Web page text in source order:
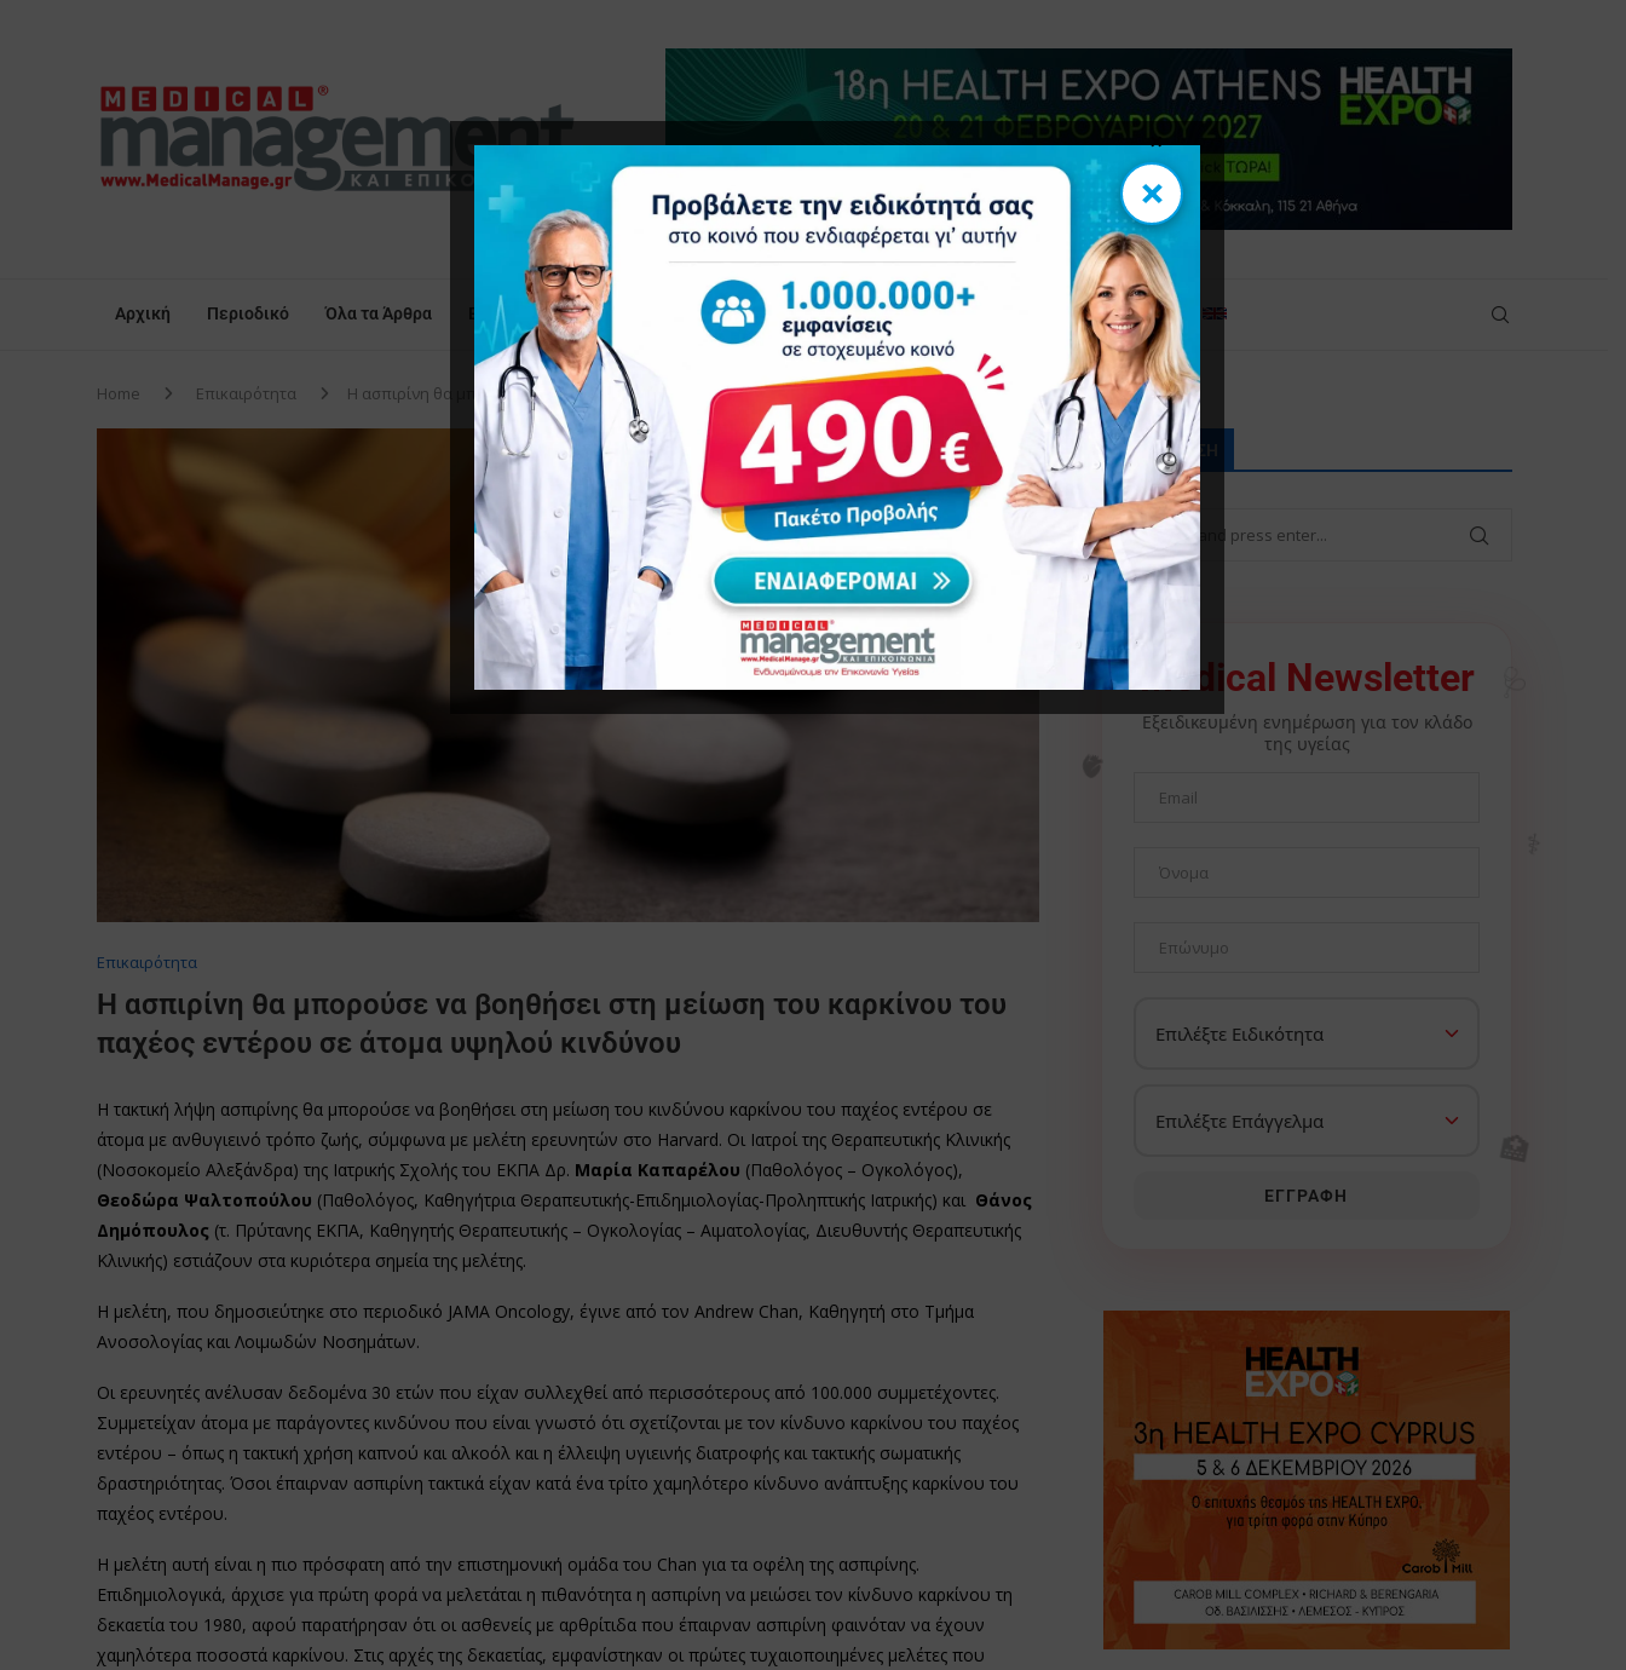
Αρχική Περιοδικό Όλα τα Άρθρα Επικαιρότητα Δελτία Τύπου Προβολή Ιατρού Επικοινωνία
Home Επικαιρότητα Η ασπιρίνη θα μπορούσε να βοηθήσει στη μείωση του καρκίνου του παχέος εντέρου σε άτομα υψηλού κινδύνου
Επικαιρότητα
Η ασπιρίνη θα μπορούσε να βοηθήσει στη μείωση του καρκίνου του
παχέος εντέρου σε άτομα υψηλού κινδύνου
Η τακτική λήψη ασπιρίνης θα μπορούσε να βοηθήσει στη μείωση του κινδύνου καρκίνου του παχέος εντέρου σε
άτομα με ανθυγιεινό τρόπο ζωής, σύμφωνα με μελέτη ερευνητών στο Harvard. Οι Ιατροί της Θεραπευτικής Κλινικής
(Νοσοκομείο Αλεξάνδρα) της Ιατρικής Σχολής του ΕΚΠΑ Δρ. Μαρία Καπαρέλου (Παθολόγος – Ογκολόγος),
Θεοδώρα Ψαλτοπούλου (Παθολόγος, Καθηγήτρια Θεραπευτικής-Επιδημιολογίας-Προληπτικής Ιατρικής) και Θάνος
Δημόπουλος (τ. Πρύτανης ΕΚΠΑ, Καθηγητής Θεραπευτικής – Ογκολογίας – Αιματολογίας, Διευθυντής Θεραπευτικής
Κλινικής) εστιάζουν στα κυριότερα σημεία της μελέτης.
Η μελέτη, που δημοσιεύτηκε στο περιοδικό JAMA Oncology, έγινε από τον Andrew Chan, Καθηγητή στο Τμήμα
Ανοσολογίας και Λοιμωδών Νοσημάτων.
Οι ερευνητές ανέλυσαν δεδομένα 30 ετών που είχαν συλλεχθεί από περισσότερους από 100.000 συμμετέχοντες.
Συμμετείχαν άτομα με παράγοντες κινδύνου που είναι γνωστό ότι σχετίζονται με τον κίνδυνο καρκίνου του παχέος
εντέρου – όπως η τακτική χρήση καπνού και αλκοόλ και η έλλειψη υγιεινής διατροφής και τακτικής σωματικής
δραστηριότητας. Όσοι έπαιρναν ασπιρίνη τακτικά είχαν κατά ένα τρίτο χαμηλότερο κίνδυνο ανάπτυξης καρκίνου του
παχέος εντέρου.
Η μελέτη αυτή είναι η πιο πρόσφατη από την επιστημονική ομάδα του Chan για τα οφέλη της ασπιρίνης.
Επιδημιολογικά, άρχισε για πρώτη φορά να μελετάται η πιθανότητα η ασπιρίνη να μειώσει τον κίνδυνο καρκίνου τη
δεκαετία του 1980, αφού παρατήρησαν ότι οι ασθενείς με αρθρίτιδα που έπαιρναν ασπιρίνη φαινόταν να έχουν
χαμηλότερα ποσοστά καρκίνου. Στις αρχές της δεκαετίας, εμφανίστηκαν οι πρώτες τυχαιοποιημένες μελέτες που
ΑΝΑΖΉΤΗΣΗ
Medical Newsletter
Εξειδικευμένη ενημέρωση για τον κλάδο
της υγείας
ΕΓΓΡΑΦΉ
×
×